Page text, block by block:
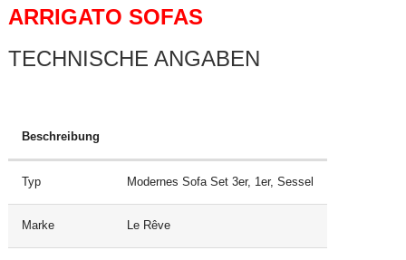
ARRIGATO SOFAS
TECHNISCHE ANGABEN
Beschreibung
Typ Modernes Sofa Set 3er, 1er, Sessel
Marke Le Rêve